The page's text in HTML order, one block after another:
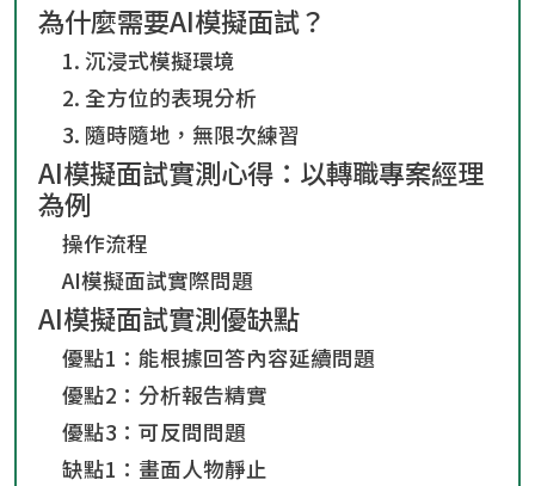
為什麼需要AI模擬面試？
1. 沉浸式模擬環境
2. 全方位的表現分析
3. 隨時隨地，無限次練習
AI模擬面試實測心得：以轉職專案經理
為例
操作流程
AI模擬面試實際問題
AI模擬面試實測優缺點
優點1：能根據回答內容延續問題
優點2：分析報告精實
優點3：可反問問題
缺點1：畫面人物靜止